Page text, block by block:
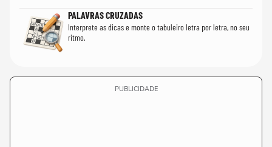
PALAVRAS CRUZADAS
Interprete as dicas e monte o tabuleiro letra por letra, no seu
ritmo.
PUBLICIDADE